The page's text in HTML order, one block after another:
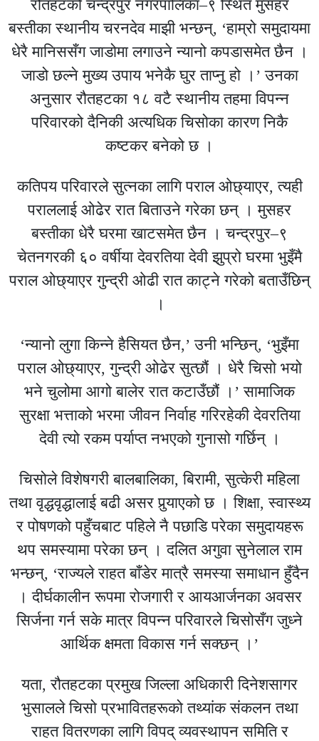
रौतहटको चन्द्रपुर नगरपालिका–९ स्थित मुसहर
बस्तीका स्थानीय चरनदेव माझी भन्छन्, ‘हाम्रो समुदायमा
धेरै मानिससँग जाडोमा लगाउने न्यानो कपडासमेत छैन ।
जाडो छल्ने मुख्य उपाय भनेकै घुर ताप्नु हो ।’ उनका
अनुसार रौतहटका १८ वटै स्थानीय तहमा विपन्न
परिवारको दैनिकी अत्यधिक चिसोका कारण निकै
कष्टकर बनेको छ ।
कतिपय परिवारले सुत्नका लागि पराल ओछ्याएर, त्यही
पराललाई ओढेर रात बिताउने गरेका छन् । मुसहर
बस्तीका धेरै घरमा खाटसमेत छैन । चन्द्रपुर–९
चेतनगरकी ६० वर्षीया देवरतिया देवी झुप्रो घरमा भुइँमै
पराल ओछ्याएर गुन्द्री ओढी रात काट्ने गरेको बताउँछिन्
।
‘न्यानो लुगा किन्ने हैसियत छैन,’ उनी भन्छिन्, ‘भुइँमा
पराल ओछ्याएर, गुन्द्री ओढेर सुत्छौं । धेरै चिसो भयो
भने चुलोमा आगो बालेर रात कटाउँछौं ।’ सामाजिक
सुरक्षा भत्ताको भरमा जीवन निर्वाह गरिरहेकी देवरतिया
देवी त्यो रकम पर्याप्त नभएको गुनासो गर्छिन् ।
चिसोले विशेषगरी बालबालिका, बिरामी, सुत्केरी महिला
तथा वृद्धवृद्धालाई बढी असर पुर्‍याएको छ । शिक्षा, स्वास्थ्य
र पोषणको पहुँचबाट पहिले नै पछाडि परेका समुदायहरू
थप समस्यामा परेका छन् । दलित अगुवा सुनेलाल राम
भन्छन्, ‘राज्यले राहत बाँडेर मात्रै समस्या समाधान हुँदैन
। दीर्घकालीन रूपमा रोजगारी र आयआर्जनका अवसर
सिर्जना गर्न सके मात्र विपन्न परिवारले चिसोसँग जुध्ने
आर्थिक क्षमता विकास गर्न सक्छन् ।’
यता, रौतहटका प्रमुख जिल्ला अधिकारी दिनेशसागर
भुसालले चिसो प्रभावितहरूको तथ्यांक संकलन तथा
राहत वितरणका लागि विपद् व्यवस्थापन समिति र